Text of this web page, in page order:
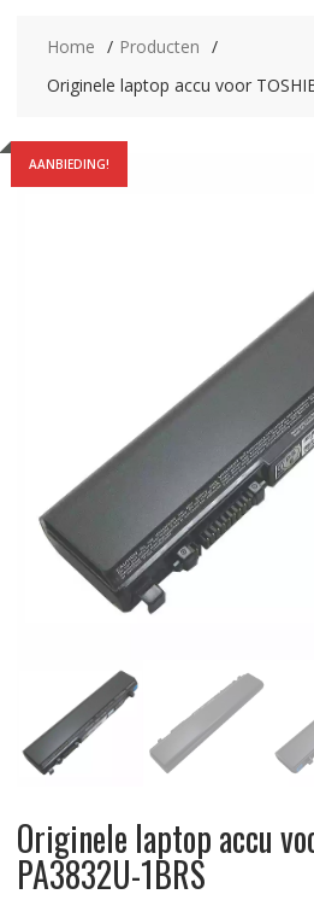
Home
Producten
Originele laptop accu voor
AANBIEDING!
Originele laptop accu
PA3832U-1BRS